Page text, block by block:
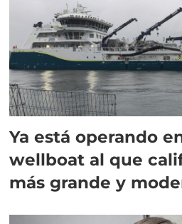
Ya está operando
wellboat al que
más grande y